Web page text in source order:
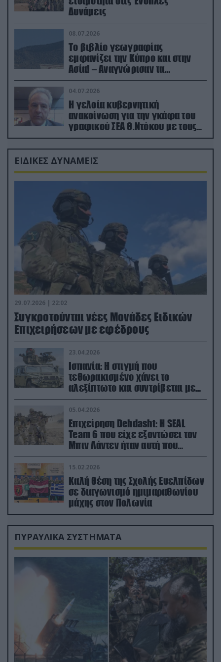
Δυνάμεις
08.07.2026
Το βιβλίο γεωγραφίας
εμφανίζει την Κύπρο και στην
Ασία! – Αναγνώρισαν τα
κατεχόμενα; (φωτο)
04.07.2026
Η γελοία κυβερνητική
ανακοίνωση για την γκάφα του
γραφικού ΣΕΑ Θ.Ντόκου με τους
Ρώσους φαρσέρ
ΕΙΔΙΚΕΣ ΔΥΝΑΜΕΙΣ
29.07.2026 | 22:02
Συγκροτούνται νέες Μονάδες Ειδικών
Επιχειρήσεων με εφέδρους
23.04.2026
Ισπανία: Η στιγμή που
τεθωρακισμένο χάνει το
αλεξίπτωτο και συντρίβεται με
ορμή στο έδαφος (βίντεο)
05.04.2026
Επιχείρηση Dehdasht: Η SEAL
Team 6 που είχε εξοντώσει τον
Μπιν Λάντεν ήταν αυτή που
διέσωσε τον πιλότο του F-15
15.02.2026
Καλή θέση της Σχολής Ευελπίδων
σε διαγωνισμό ημιμαραθωνίου
μάχης στον Πολωνία
ΠΥΡΑΥΛΙΚΑ ΣΥΣΤΗΜΑΤΑ